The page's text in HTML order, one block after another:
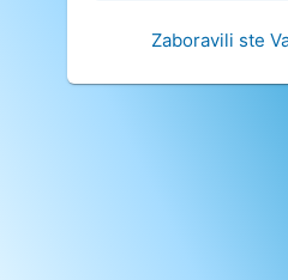
Zaboravili ste